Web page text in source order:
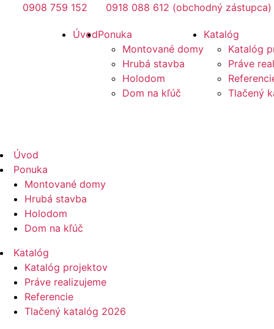
Preskočiť0908 759 152 0918 088 612 (obchodný zástupca)
Mirano
ÚvodPonuka
Montované domy
Hrubá stavba
Holodom
Dom na kľúč
Katalóg
Katalóg
Práve
Tlačený
Úvod
Ponuka
Montované domy
Hrubá stavba
Holodom
Dom na kľúč
Katalóg
Katalóg projektov
Práve realizujeme
Referencie
Tlačený katalóg 2026